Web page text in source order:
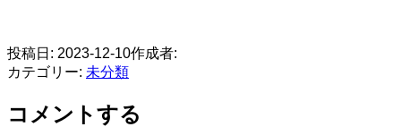
投稿日: 2023-12-10作成者:
カテゴリー: 未分類
コメントする